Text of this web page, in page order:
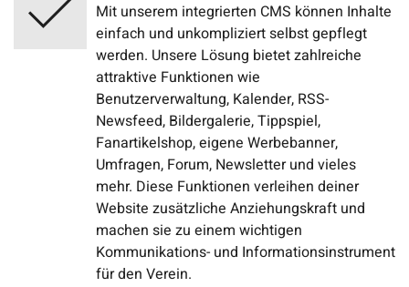
Mit unserem integrierten CMS können Inhalte
einfach und unkompliziert selbst gepflegt
werden. Unsere Lösung bietet zahlreiche
attraktive Funktionen wie
Benutzerverwaltung, Kalender, RSS-
Newsfeed, Bildergalerie, Tippspiel,
Fanartikelshop, eigene Werbebanner,
Umfragen, Forum, Newsletter und vieles
mehr. Diese Funktionen verleihen deiner
Website zusätzliche Anziehungskraft und
machen sie zu einem wichtigen
Kommunikations- und Informationsinstrument
für den Verein.